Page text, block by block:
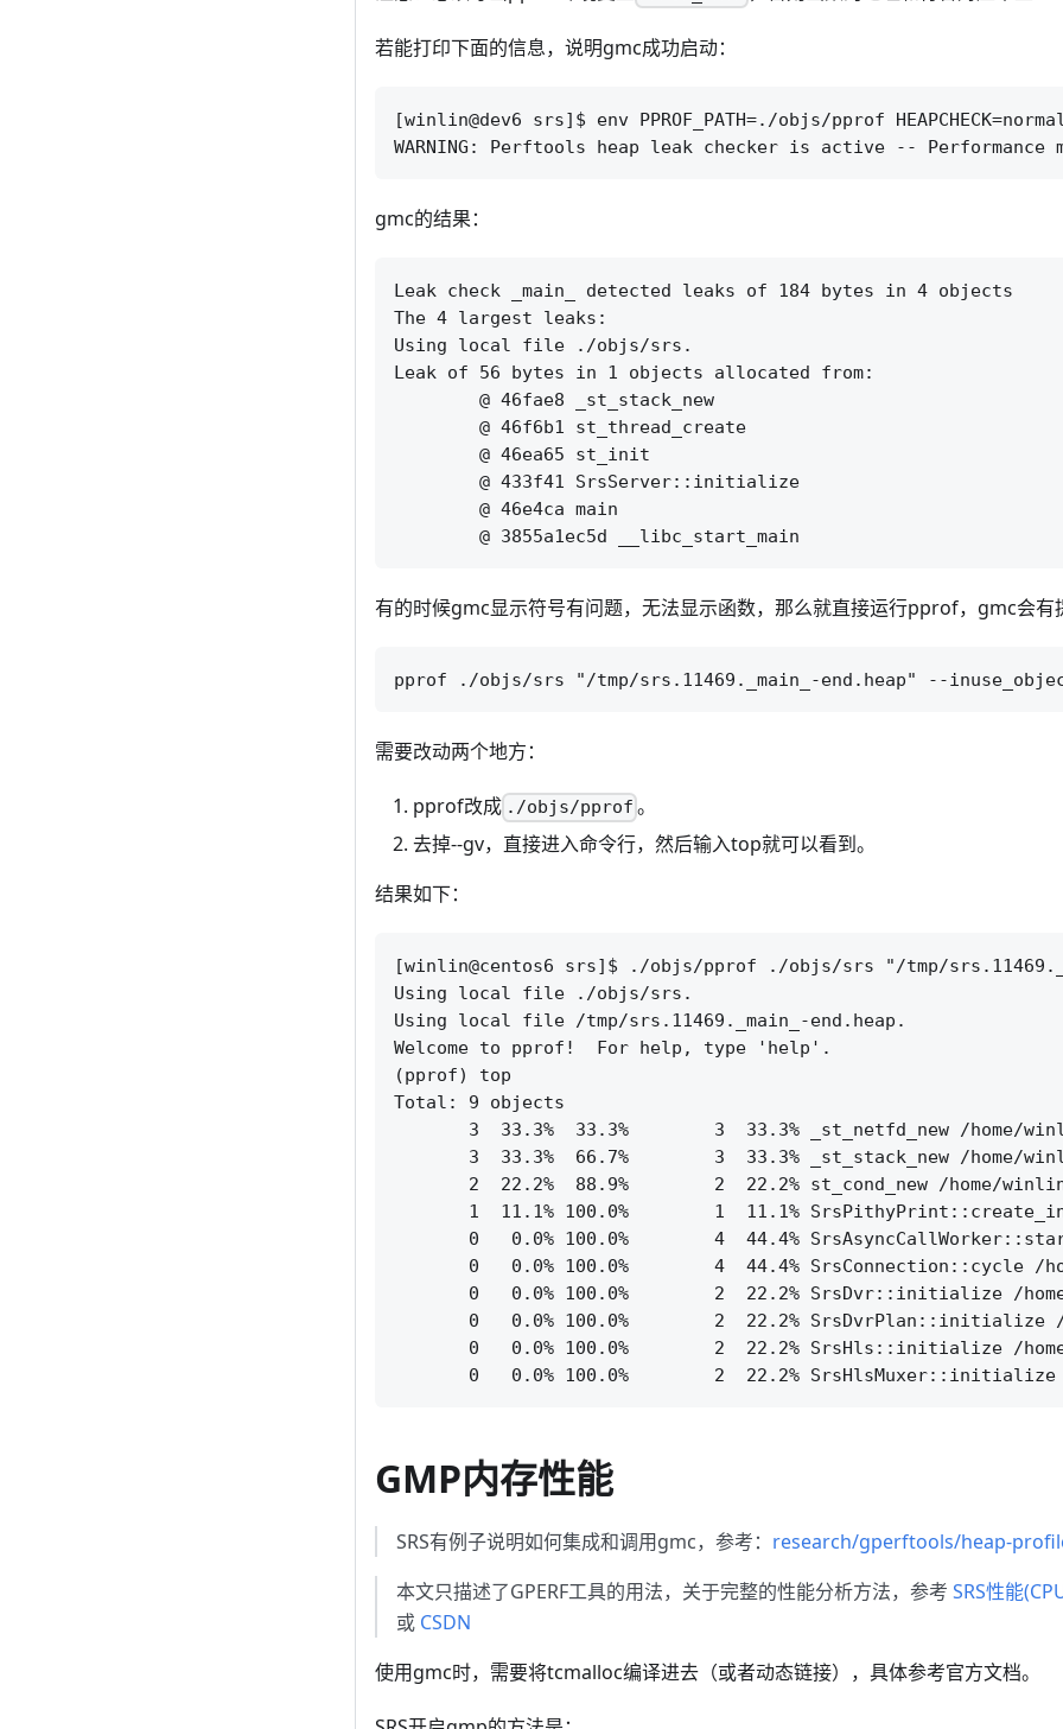
若能打印下面的信息，说明gmc成功启动：
[winlin@dev6 srs]$ env PPROF_PATH=./objs/pprof
gmc的结果：
Leak check _main_ detected leaks of 184 bytes in 4 objects
The 4 largest leaks:
Using local file ./objs/srs.
Leak of 56 bytes in 1 objects allocated from:
有的时候gmc显示符号有问题，无法显示函数，那么就直接运行pprof，gmc会有
需要改动两个地方：
pprof改成 ./objs/pprof 。
去掉--gv，直接进入命令行，然后输入top就可以看到。
结果如下：
[winlin@centos6 srs]$ ./objs/pprof ./objs/srs "/tmp/
Using local file ./objs/srs.
Using local file /tmp/srs.11469._main_-end.heap.
Welcome to pprof!  For help, type 'help'.
(pprof) top
Total: 9 objects
3  33.3%  33.3%        3  33.3% _st_netfd_new /home/
3  33.3%  66.7%        3  33.3% _st_stack_new /home/
2  22.2%  88.9%        2  22.2% st_cond_new /home/
1  11.1% 100.0%        1  11.1%
0   0.0% 100.0%        4  44.4%
0   0.0% 100.0%        4  44.4% SrsConnection::cycle /
0   0.0% 100.0%        2  22.2% SrsDvr::initialize /
0   0.0% 100.0%        2  22.2% SrsDvrPlan::initialize
0   0.0% 100.0%        2  22.2% SrsHls::initialize /
GMP内存性能
SRS有例子说明如何集成和调用gmc，参考： research/gperftools/heap-
本文只描述了GPERF工具的用法，关于完整的性能分析方法，参考 SRS性能
或 CSDN
使用gmc时，需要将tcmalloc编译进去（或者动态链接），具体参考官方文档。